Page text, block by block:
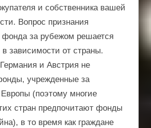
и собственника вашей
Вопрос признания
фонда за рубежом решается
в зависимости от страны.
и Австрия не
учрежденные за
(поэтому многие
стран предпочитают фонды
в то время как граждане